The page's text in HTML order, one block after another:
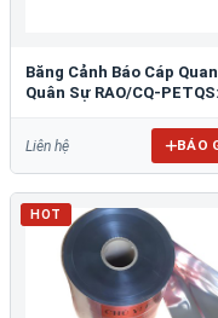
Băng Cảnh Báo Cáp
Quân Sự RAO/CQ-PETQS:
Liên hệ BÁO
HOT